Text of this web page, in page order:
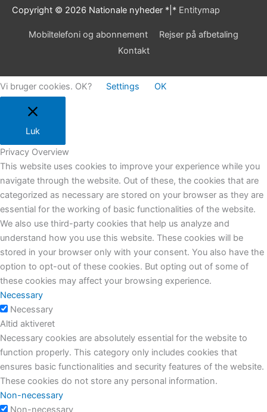
Copyright © 2026 Nationale nyheder *|* Entitymap
Mobiltelefoni og abonnement
Rejser på afbetaling
Kontakt
Vi bruger cookies. OK? Settings OK
Luk
Privacy Overview
This website uses cookies to improve your experience while you
navigate through the website. Out of these, the cookies that are
categorized as necessary are stored on your browser as they are
essential for the working of basic functionalities of the website.
We also use third-party cookies that help us analyze and
understand how you use this website. These cookies will be
stored in your browser only with your consent. You also have the
option to opt-out of these cookies. But opting out of some of
these cookies may affect your browsing experience.
Necessary
Necessary
Altid aktiveret
Necessary cookies are absolutely essential for the website to
function properly. This category only includes cookies that
ensures basic functionalities and security features of the website.
These cookies do not store any personal information.
Non-necessary